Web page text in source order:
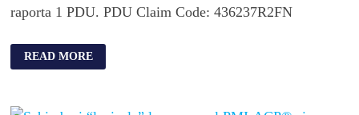
raporta 1 PDU. PDU Claim Code: 436237R2FN
READ MORE